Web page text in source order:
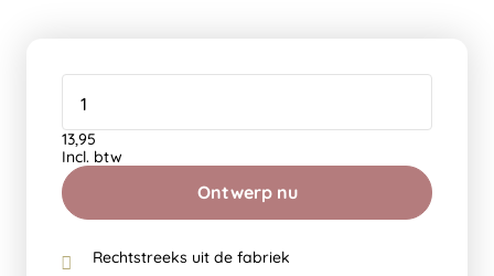
Ontwerp nu
13,95
Incl. btw
Rechtstreeks uit de fabriek